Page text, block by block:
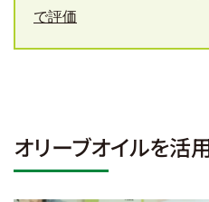
で評価
オリーブオイルを活